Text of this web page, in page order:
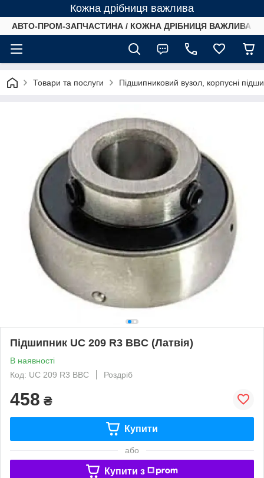
Кожна дрібниця важлива
АВТО-ПРОМ-ЗАПЧАСТИНА / КОЖНА ДРІБНИЦЯ ВАЖЛИВА /
Товари та послуги Підшипниковий вузол, корпусні
Підшипник UC 209 R3 BBC (Латвія)
В наявності
Код: UC 209 R3 BBC
Роздріб
458 ₴
Купити
або
Купити з